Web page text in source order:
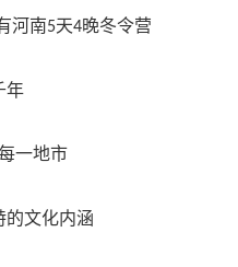
河南5天4晚冬令营
年
一地市
的文化内涵